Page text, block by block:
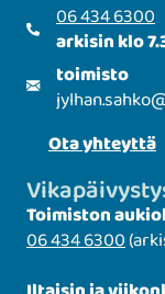
06 434 6300
arkisin klo
toimisto
jylhan.sahko
Ota yhteyttä
Toimiston
06 434 6300